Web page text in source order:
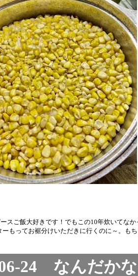
スご飯大好きです！でもこの10年炊いてな
ーもってお裾分けいただきに行くのに～。も
24 なんだか